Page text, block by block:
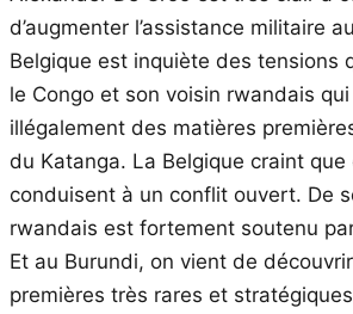
d’augmenter l’assistance militaire
Belgique est inquiète des tensions
le Congo et son voisin rwandais
illégalement des matières
du Katanga. La Belgique craint que
conduisent à un conflit ouvert. De
rwandais est fortement soutenu
Et au Burundi, on vient de
premières très rares et